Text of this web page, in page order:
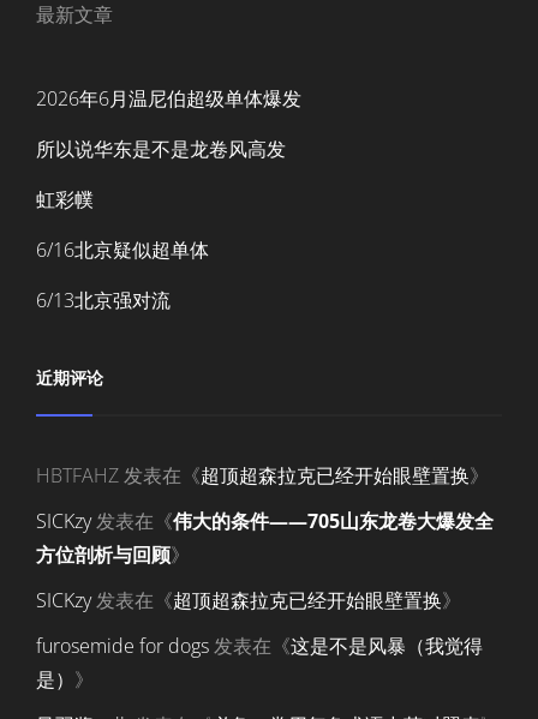
最新文章
2026年6月温尼伯超级单体爆发
所以说华东是不是龙卷风高发
虹彩幞
6/16北京疑似超单体
6/13北京强对流
近期评论
HBTFAHZ发表在《超顶超森拉克已经开始眼壁置换》
SICKzy发表在《伟大的条件——705山东龙卷大爆发全
方位剖析与回顾》
SICKzy发表在《超顶超森拉克已经开始眼壁置换》
furosemide for dogs发表在《这是不是风暴（我觉得
是） 》